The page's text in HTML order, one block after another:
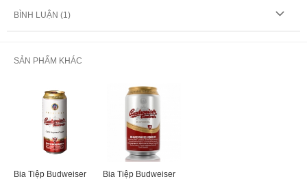
BÌNH LUẬN (1)
SẢN PHẨM KHÁC
Bia Tiệp Budweiser
Bia Tiệp Budweiser